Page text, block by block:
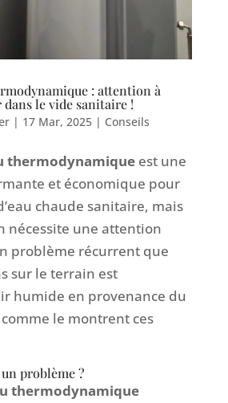
: attention à
dans le vide sanitaire !
| 17 Mar, 2025| Conseils
thermodynamiqueest une
et économique pour
chaude sanitaire, mais
nécessite une attention
problème récurrent que
sur le terrain est
humide en provenance du
le montrent ces
problème ?
thermodynamique